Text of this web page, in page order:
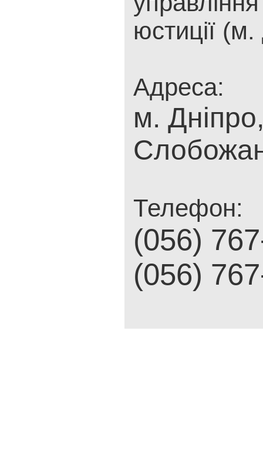
юстиції
Адреса:
м.
Телефон:
(056)
(056)